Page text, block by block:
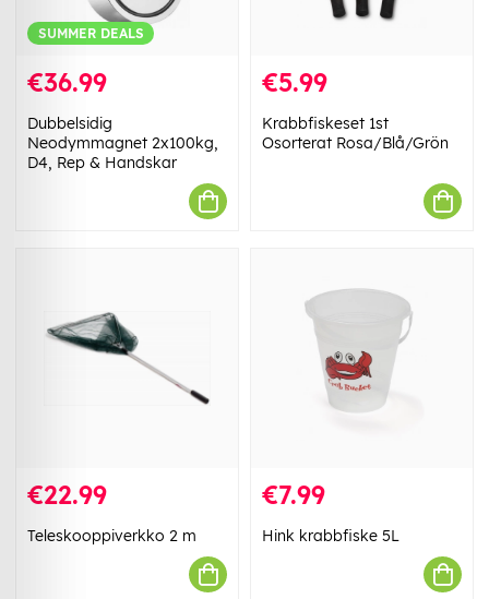
SUMMER DEALS
€36.99
Dubbelsidig
Neodymmagnet 2x100kg,
D4, Rep & Handskar
€5.99
Krabbfiskeset 1st
Osorterat Rosa/Blå/Grön
€22.99
Teleskooppiverkko 2 m
€7.99
Hink krabbfiske 5L